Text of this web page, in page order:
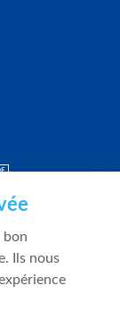
bon
Ils nous